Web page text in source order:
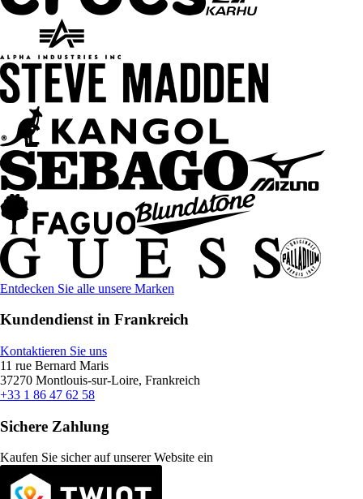
Entdecken Sie alle unsere Marken
Kundendienst in Frankreich
Kontaktieren Sie uns
11 rue Bernard Maris
37270 Montlouis-sur-Loire, Frankreich
+33 1 86 47 62 58
Sichere Zahlung
Kaufen Sie sicher auf unserer Website ein